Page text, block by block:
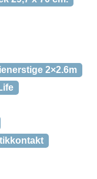
2×2.6m